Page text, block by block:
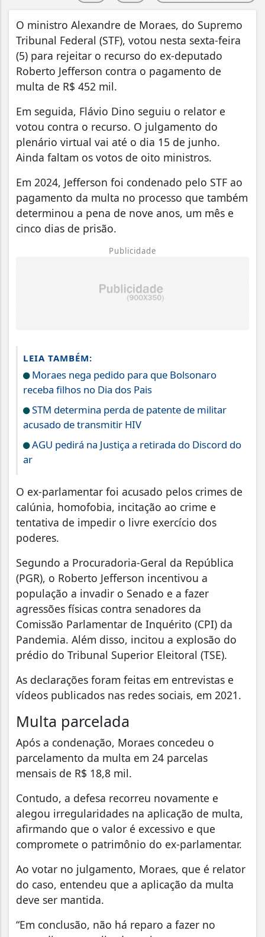
O ministro Alexandre de Moraes, do Supremo
Tribunal Federal (STF), votou nesta sexta-feira
(5) para rejeitar o recurso do ex-deputado
Roberto Jefferson contra o pagamento de
multa de R$ 452 mil.
Em seguida, Flávio Dino seguiu o relator e
votou contra o recurso. O julgamento do
plenário virtual vai até o dia 15 de junho.
Ainda faltam os votos de oito ministros.
Em 2024, Jefferson foi condenado pelo STF ao
pagamento da multa no processo que também
determinou a pena de nove anos, um mês e
cinco dias de prisão.
Publicidade
LEIA TAMBÉM:
Moraes nega pedido para que Bolsonaro
receba filhos no Dia dos Pais
STM determina perda de patente de militar
acusado de transmitir HIV
AGU pedirá na Justiça a retirada do Discord do
ar
O ex-parlamentar foi acusado pelos crimes de
calúnia, homofobia, incitação ao crime e
tentativa de impedir o livre exercício dos
poderes.
Segundo a Procuradoria-Geral da República
(PGR), o Roberto Jefferson incentivou a
população a invadir o Senado e a fazer
agressões físicas contra senadores da
Comissão Parlamentar de Inquérito (CPI) da
Pandemia. Além disso, incitou a explosão do
prédio do Tribunal Superior Eleitoral (TSE).
As declarações foram feitas em entrevistas e
vídeos publicados nas redes sociais, em 2021.
Multa parcelada
Após a condenação, Moraes concedeu o
parcelamento da multa em 24 parcelas
mensais de R$ 18,8 mil.
Contudo, a defesa recorreu novamente e
alegou irregularidades na aplicação de multa,
afirmando que o valor é excessivo e que
compromete o patrimônio do ex-parlamentar.
Ao votar no julgamento, Moraes, que é relator
do caso, entendeu que a aplicação da multa
deve ser mantida.
“Em conclusão, não há reparo a fazer no